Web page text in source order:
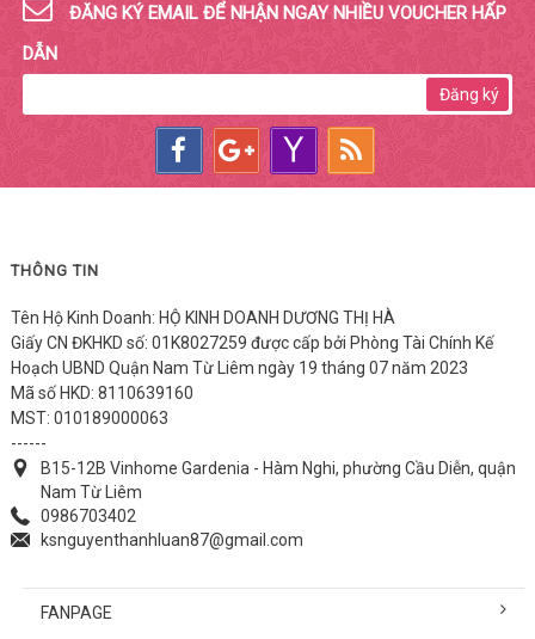
ĐĂNG KÝ EMAIL ĐỂ NHẬN NGAY NHIỀU VOUCHER HẤP
DẪN
Đăng ký
THÔNG TIN
Tên Hộ Kinh Doanh: HỘ KINH DOANH DƯƠNG THỊ HÀ
Giấy CN ĐKHKD số: 01K8027259 được cấp bởi Phòng Tài Chính Kế
Hoạch UBND Quận Nam Từ Liêm ngày 19 tháng 07 năm 2023
Mã số HKD: 8110639160
MST: 010189000063
------
B15-12B Vinhome Gardenia - Hàm Nghi, phường Cầu Diễn, quận
Nam Từ Liêm
0986703402
ksnguyenthanhluan87@gmail.com
FANPAGE